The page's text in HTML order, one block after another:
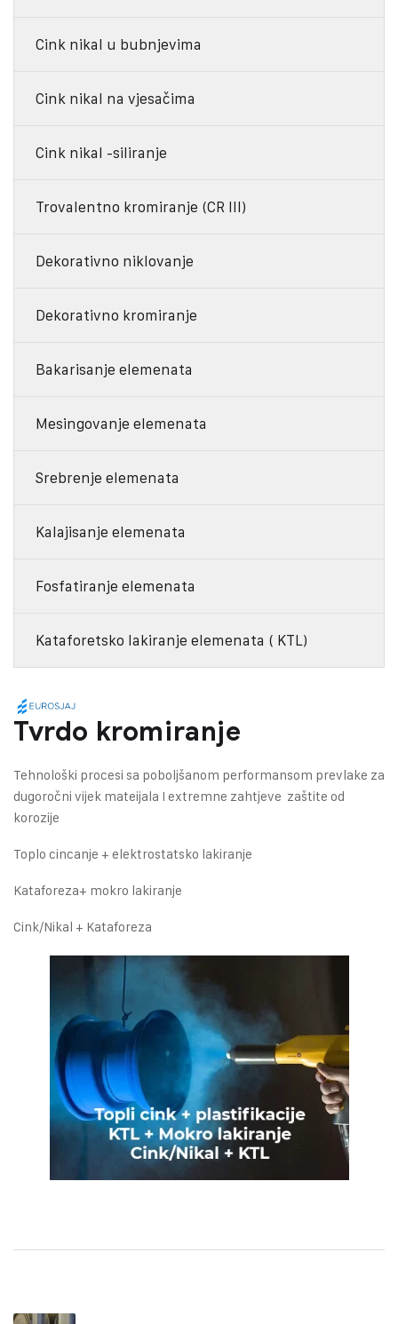
Tvrdo kromiranje
Tehnološki procesi sa poboljšanom performansom prevlake za
dugoročni vijek mateijala I extremne zahtjeve zaštite od
korozije
Toplo cincanje + elektrostatsko lakiranje
Kataforeza+ mokro lakiranje
Cink/Nikal + Kataforeza
Cink nikal u bubnjevima
Cink nikal na vjesačima
Cink nikal -siliranje
Trovalentno kromiranje (CR III)
Dekorativno niklovanje
Dekorativno kromiranje
Bakarisanje elemenata
Mesingovanje elemenata
Srebrenje elemenata
Kalajisanje elemenata
Fosfatiranje elemenata
Kataforetsko lakiranje elemenata ( KTL)